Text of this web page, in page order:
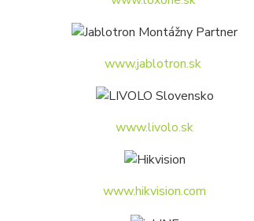
www.jablotron.sk
www.livolo.sk
www.hikvision.com